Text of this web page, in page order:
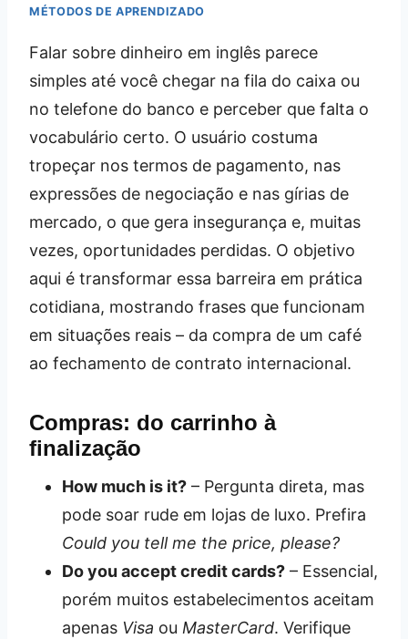
MÉTODOS DE APRENDIZADO
Falar sobre dinheiro em inglês parece
simples até você chegar na fila do caixa ou
no telefone do banco e perceber que falta o
vocabulário certo. O usuário costuma
tropeçar nos termos de pagamento, nas
expressões de negociação e nas gírias de
mercado, o que gera insegurança e, muitas
vezes, oportunidades perdidas. O objetivo
aqui é transformar essa barreira em prática
cotidiana, mostrando frases que funcionam
em situações reais – da compra de um café
ao fechamento de contrato internacional.
Compras: do carrinho à
finalização
How much is it? – Pergunta direta, mas
pode soar rude em lojas de luxo. Prefira
Could you tell me the price, please?
Do you accept credit cards? – Essencial,
porém muitos estabelecimentos aceitam
apenas Visa ou MasterCard. Verifique